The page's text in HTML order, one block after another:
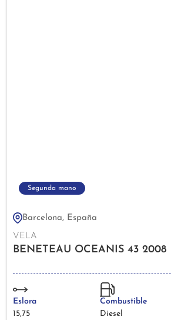
Segunda mano
Barcelona, España
VELA
BENETEAU OCEANIS 43 2008
Eslora
15,75
Combustible
Diesel